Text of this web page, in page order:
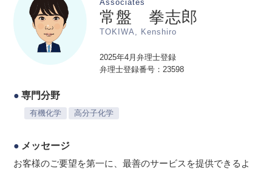
Associates
常盤 拳志郎
TOKIWA, Kenshiro
2025年4月弁理士登録
弁理士登録番号：23598
専門分野
有機化学 高分子化学
メッセージ
お客様のご要望を第一に、最善のサービスを提供できるよ